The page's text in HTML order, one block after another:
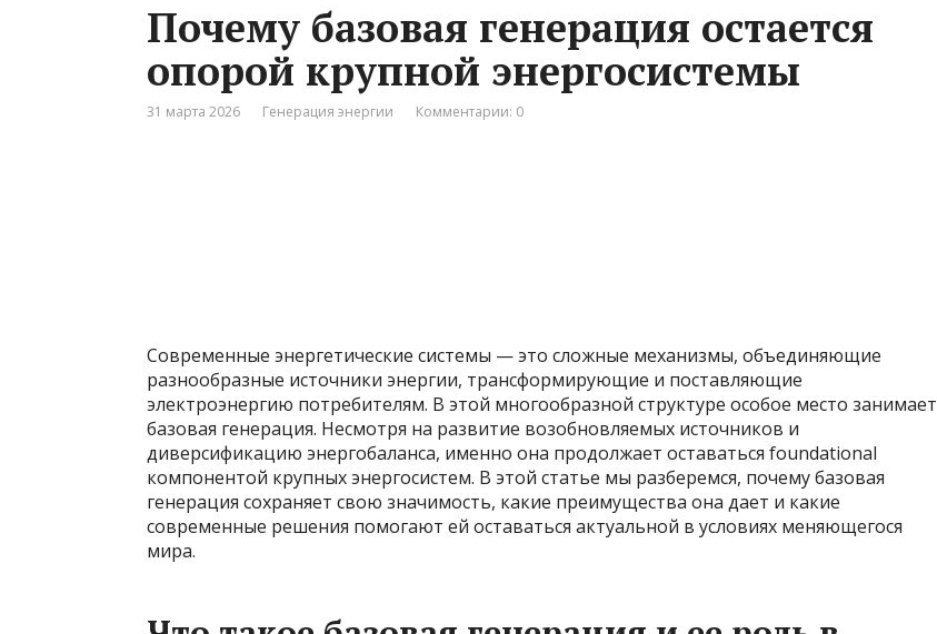
Почему базовая генерация остается
опорой крупной энергосистемы
31 марта 2026 Генерация энергии Комментарии: 0
Современные энергетические системы — это сложные механизмы, объединяющие
разнообразные источники энергии, трансформирующие и поставляющие
электроэнергию потребителям. В этой многообразной структуре особое место занимает
базовая генерация. Несмотря на развитие возобновляемых источников и
диверсификацию энергобаланса, именно она продолжает оставаться foundational
компонентой крупных энергосистем. В этой статье мы разберемся, почему базовая
генерация сохраняет свою значимость, какие преимущества она дает и какие
современные решения помогают ей оставаться актуальной в условиях меняющегося
мира.